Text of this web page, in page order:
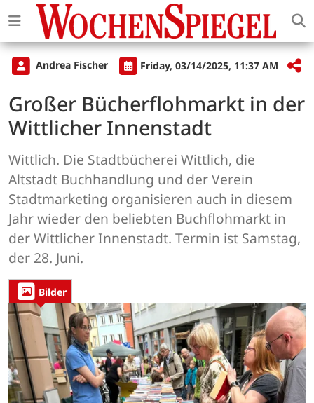
Andrea Fischer Friday, 03/14/2025, 11:37 AM
Großer Bücherflohmarkt in der
Wittlicher Innenstadt
Wittlich. Die Stadtbücherei Wittlich, die
Altstadt Buchhandlung und der Verein
Stadtmarketing organisieren auch in diesem
Jahr wieder den beliebten Buchflohmarkt in
der Wittlicher Innenstadt. Termin ist Samstag,
der 28. Juni.
Bilder